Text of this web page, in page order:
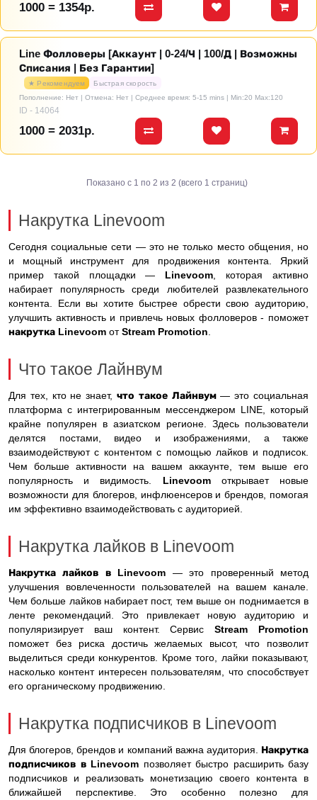
1000 = 1354р.
Line Фолловеры [Аккаунт | 0-24/Ч | 100/Д | Возможны
Списания | Без Гарантии]
★ Рекомендуем
Быстрая скорость
Пополнение: Нет | Отмена: Нет | Среднее время: 5-15 mins | Min:20 Max:120
ID - 14064
1000 = 2031р.
Показано с 1 по 2 из 2 (всего 1 страниц)
Накрутка Linevoom
Сегодня социальные сети — это не только место общения, но
и мощный инструмент для продвижения контента. Яркий
пример такой площадки — Linevoom, которая активно
набирает популярность среди любителей развлекательного
контента. Если вы хотите быстрее обрести свою аудиторию,
улучшить активность и привлечь новых фолловеров - поможет
накрутка Linevoom отStream Promotion.
Что такое Лайнвум
Для тех, кто не знает, что такое Лайнвум— это социальная
платформа с интегрированным мессенджером LINE, который
крайне популярен в азиатском регионе. Здесь пользователи
делятся постами, видео и изображениями, а также
взаимодействуют с контентом с помощью лайков и подписок.
Чем больше активности на вашем аккаунте, тем выше его
популярность и видимость. Linevoom открывает новые
возможности для блогеров, инфлюенсеров и брендов, помогая
им эффективно взаимодействовать с аудиторией.
Накрутка лайков в Linevoom
Накрутка лайков в Linevoom — это проверенный метод
улучшения вовлеченности пользователей на вашем канале.
Чем больше лайков набирает пост, тем выше он поднимается в
ленте рекомендаций. Это привлекает новую аудиторию и
популяризирует ваш контент. СервисStream Promotion
поможет без риска достичь желаемых высот, что позволит
выделиться среди конкурентов. Кроме того, лайки показывают,
насколько контент интересен пользователям, что способствует
его органическому продвижению.
Накрутка подписчиков в Linevoom
Для блогеров, брендов и компаний важна аудитория. Накрутка
подписчиков в Linevoom позволяет быстро расширить базу
подписчиков и реализовать монетизацию своего контента в
ближайшей перспективе. Это особенно полезно для